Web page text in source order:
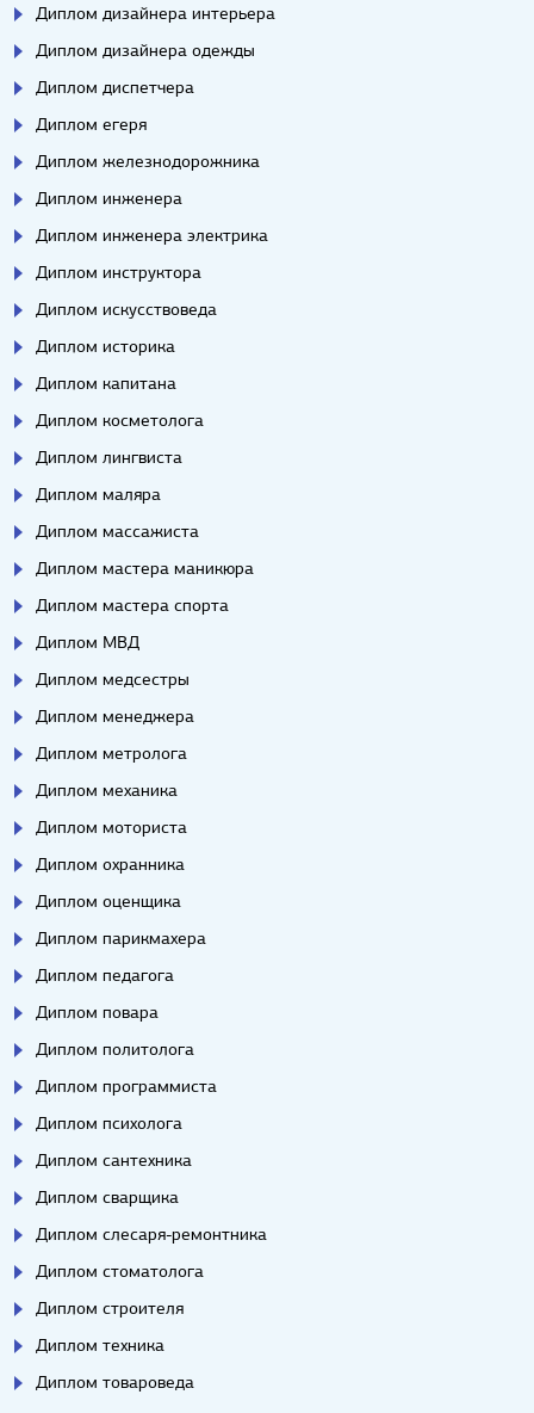
Диплом дизайнера интерьера
Диплом дизайнера одежды
Диплом диспетчера
Диплом егеря
Диплом железнодорожника
Диплом инженера
Диплом инженера электрика
Диплом инструктора
Диплом искусствоведа
Диплом историка
Диплом капитана
Диплом косметолога
Диплом лингвиста
Диплом маляра
Диплом массажиста
Диплом мастера маникюра
Диплом мастера спорта
Диплом МВД
Диплом медсестры
Диплом менеджера
Диплом метролога
Диплом механика
Диплом моториста
Диплом охранника
Диплом оценщика
Диплом парикмахера
Диплом педагога
Диплом повара
Диплом политолога
Диплом программиста
Диплом психолога
Диплом сантехника
Диплом сварщика
Диплом слесаря-ремонтника
Диплом стоматолога
Диплом строителя
Диплом техника
Диплом товароведа